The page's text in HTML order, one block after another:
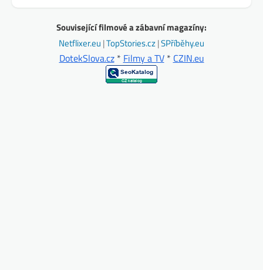
Související filmové a zábavní magazíny:
Netflixer.eu |TopStories.cz|SPříběhy.eu
DotekSlova.cz* Filmy a TV* CZIN.eu